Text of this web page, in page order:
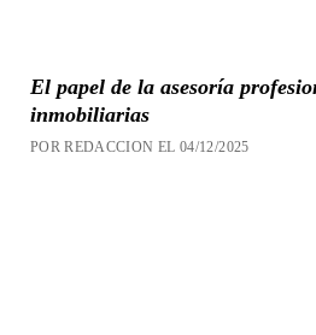
El papel de la asesoría
inmobiliarias
POR REDACCION EL 04/12/2025